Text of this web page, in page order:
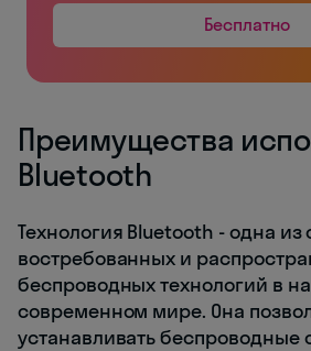
Бесплатно
Преимущества
Bluetooth
Технология Bluetooth - одна
востребованных и
беспроводных технологий в
современном мире. Она
устанавливать беспроводные